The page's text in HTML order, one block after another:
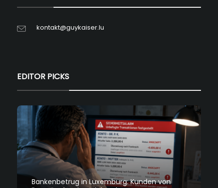
kontakt@guykaiser.lu
EDITOR PICKS
Bankenbetrug in Luxemburg: Kunden von